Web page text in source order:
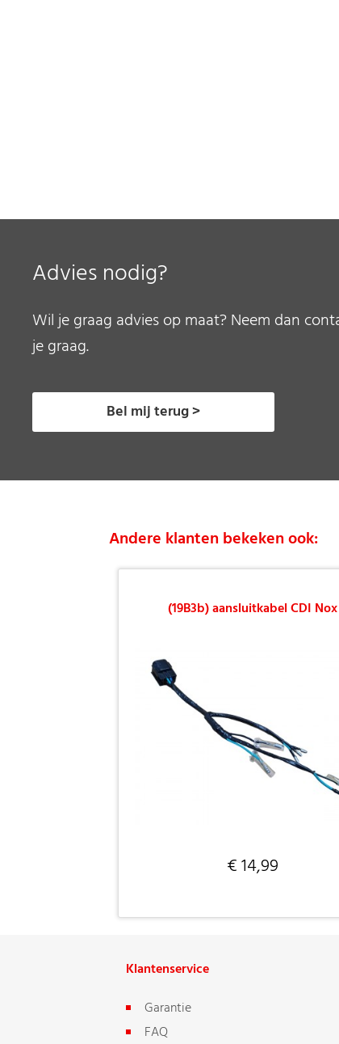
Advies nodig?
Wil je graag advies op maat? Neem dan
je graag.
Bel mij terug >
Andere klanten bekeken ook:
(19B3b) aansluitkabel CDI Nox
€ 14,99
Klantenservice
Garantie
FAQ